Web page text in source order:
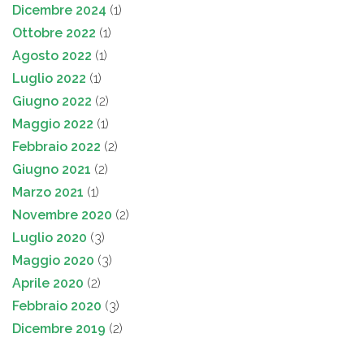
Dicembre 2024 (1)
Ottobre 2022 (1)
Agosto 2022 (1)
Luglio 2022 (1)
Giugno 2022 (2)
Maggio 2022 (1)
Febbraio 2022 (2)
Giugno 2021 (2)
Marzo 2021 (1)
Novembre 2020 (2)
Luglio 2020 (3)
Maggio 2020 (3)
Aprile 2020 (2)
Febbraio 2020 (3)
Dicembre 2019 (2)